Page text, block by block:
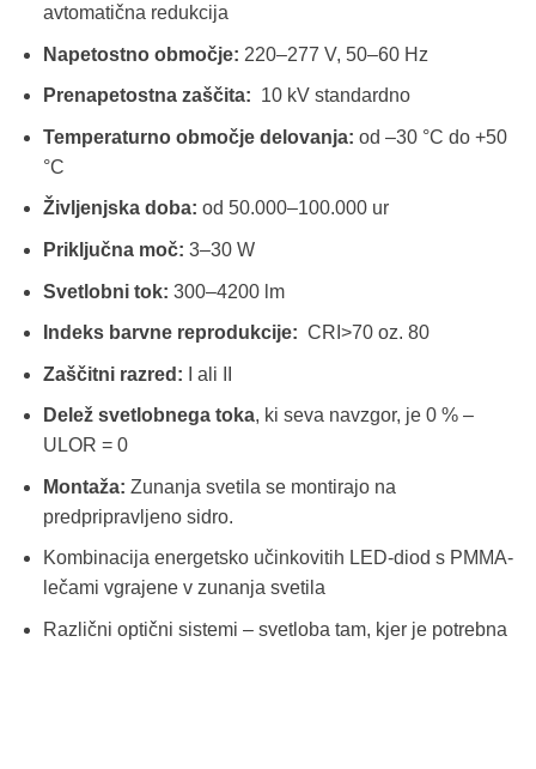
avtomatična redukcija
Napetostno območje: 220–277 V, 50–60 Hz
Prenapetostna zaščita: 10 kV standardno
Temperaturno območje delovanja: od –30 °C do +50
°C
Življenjska doba: od 50.000–100.000 ur
Priključna moč: 3–30 W
Svetlobni tok: 300–4200 lm
Indeks barvne reprodukcije: CRI>70 oz. 80
Zaščitni razred: I ali II
Delež svetlobnega toka, ki seva navzgor, je 0 % –
ULOR = 0
Montaža: Zunanja svetila se montirajo na
predpripravljeno sidro.
Kombinacija energetsko učinkovitih LED-diod s PMMA-
lečami vgrajene v zunanja svetila
Različni optični sistemi – svetloba tam, kjer je potrebna